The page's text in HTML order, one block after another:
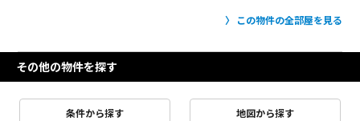
この物件の全部屋を見る
その他の物件を探す
条件から探す 地図から探す